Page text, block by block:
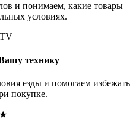
и понимаем, какие товары
условиях.
технику
езды и помогаем избежать
покупке.
★